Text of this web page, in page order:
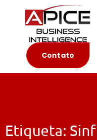
Contato
Etiqueta: